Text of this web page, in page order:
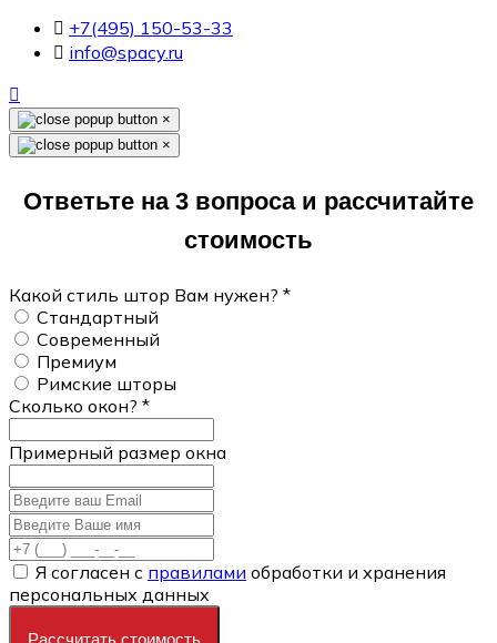
+7(495) 150-53-33
info@spacy.ru
×
×
Ответьте на 3 вопроса и рассчитайте
стоимость
Какой стиль штор Вам нужен? *
Стандартный
Современный
Премиум
Римские шторы
Сколько окон? *
Примерный размер окна
Я согласен с правилами обработки и хранения
персональных данных